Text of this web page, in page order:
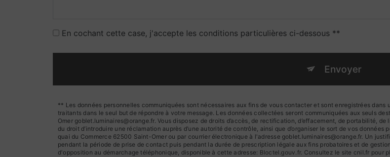
En cochant cette case, j'accepte les conditions particulières ci-dessous **
Envoyer
** Les données personnelles communiquées sont nécessaires aux fins de vous contacter et sont enregistrées
traitants dans le seul but de répondre à votre message. Les données collectées seront communiquées aux seuls
Omer goblet.luminaires@orange.fr. Vous disposez de droits d’accès, de rectification, d’effacement, de portabilité,
du droit d’introduire une réclamation auprès d’une autorité de contrôle, ainsi que d’organiser le sort de vos
quai du Commerce 62500 Saint-Omer ou par courrier électronique à l'adresse goblet.luminaires@orange.fr. Un
pendant la période de prise de contact puis pendant la durée de prescription légale aux fins probatoires et de
d'opposition au démarchage téléphonique, disponible à cette adresse: Bloctel.gouv.fr. Consultez le site cnil.fr pour